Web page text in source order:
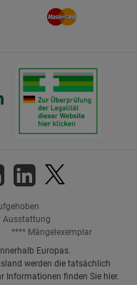
Ausstattung
**** Mängelexemplar
Europas.
werden die tatsächlich
Informationen finden Sie hier.